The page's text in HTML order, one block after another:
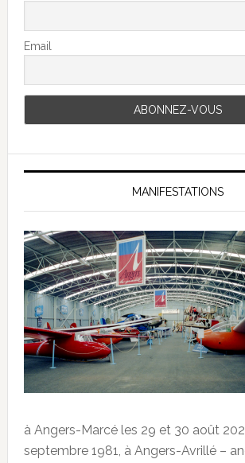
Email
MANIFESTATIONS
à Angers-Marcé les 29 et 30 août
septembre 1981, à Angers-Avrillé –